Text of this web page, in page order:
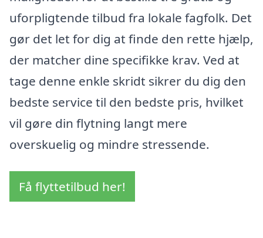
uforpligtende tilbud fra lokale fagfolk. Det
gør det let for dig at finde den rette hjælp,
der matcher dine specifikke krav. Ved at
tage denne enkle skridt sikrer du dig den
bedste service til den bedste pris, hvilket
vil gøre din flytning langt mere
overskuelig og mindre stressende.
Få flyttetilbud her!